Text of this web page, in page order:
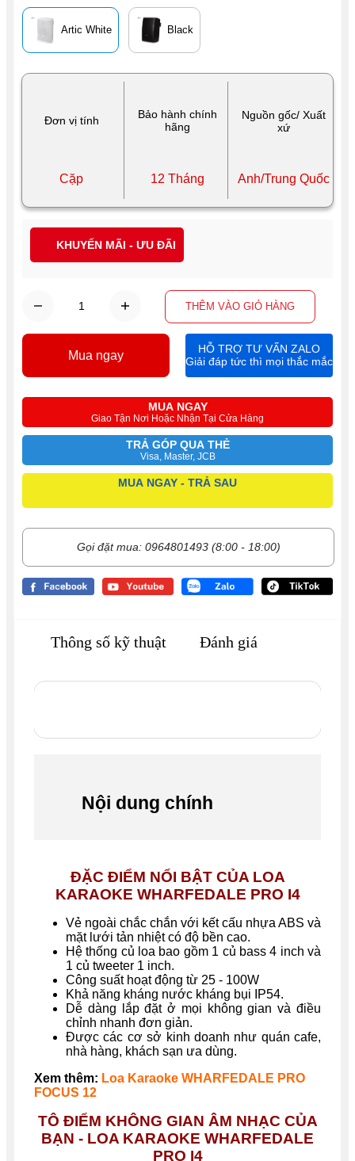
Đơn vị tính
Bảo hành chính
hãng
Nguồn gốc/ Xuất
xứ
Cặp 12 Tháng Anh/Trung Quốc
Artic White Black
THÊM VÀO GIỎ HÀNG
MUA NGAY
Giao Tận Nơi Hoặc Nhận Tại Cửa Hàng
TRẢ GÓP QUA THẺ
Visa, Master, JCB
MUA NGAY - TRẢ SAU
Gọi đặt mua: 0964801493 (8:00 - 18:00)
Mua ngay
HỖ TRỢ TƯ VẤN ZALO
Giải đáp tức thì mọi thắc mắc
KHUYẾN MÃI - ƯU ĐÃI
Thông số kỹ thuật Đánh giá
Nội dung chính
ĐẶC ĐIỂM NỔI BẬT CỦA LOA
KARAOKE WHARFEDALE PRO I4
Vẻ ngoài chắc chắn với kết cấu nhựa ABS và
mặt lưới tản nhiệt có độ bền cao.
Hệ thống củ loa bao gồm 1 củ bass 4 inch và
1 củ tweeter 1 inch.
Công suất hoạt động từ 25 - 100W
Khả năng kháng nước kháng bụi IP54.
Dễ dàng lắp đặt ở mọi không gian và điều
chỉnh nhanh đơn giản.
Được các cơ sở kinh doanh như quán cafe,
nhà hàng, khách sạn ưa dùng.
Xem thêm: Loa Karaoke WHARFEDALE PRO
FOCUS 12
TÔ ĐIỂM KHÔNG GIAN ÂM NHẠC CỦA
BẠN - LOA KARAOKE WHARFEDALE
PRO I4